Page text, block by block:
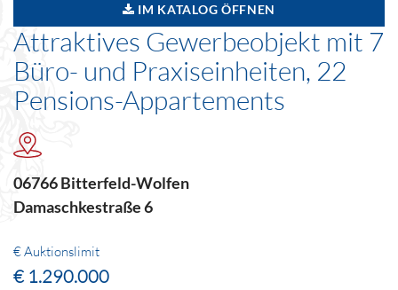
IM KATALOG ÖFFNEN
Attraktives Gewerbeobjekt mit 7
Büro- und Praxiseinheiten, 22
Pensions-Appartements
06766 Bitterfeld-Wolfen
Damaschkestraße 6
€ Auktionslimit
€ 1.290.000